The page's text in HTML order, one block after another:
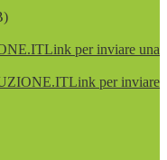
Link per inviare una
Link per inviare